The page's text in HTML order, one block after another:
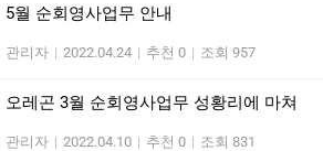
5월 순회영사업무 안내
관리자 | 2022.04.24 | 추천 0 | 조회 957
오레곤 3월 순회영사업무 성황리에 마쳐
관리자 | 2022.04.10 | 추천 0 | 조회 831